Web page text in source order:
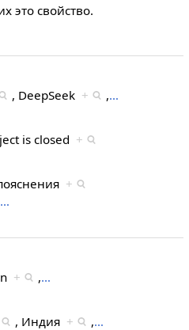
это свойство.
, DeepSeek + ,…
is closed +
+
…
+ ,…
, Индия + ,…